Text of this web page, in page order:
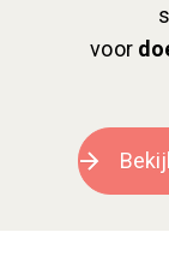
voor